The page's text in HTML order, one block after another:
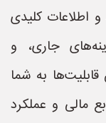
اطلاعات کلیدی
جاری، و
به شما
مالی و عملکرد